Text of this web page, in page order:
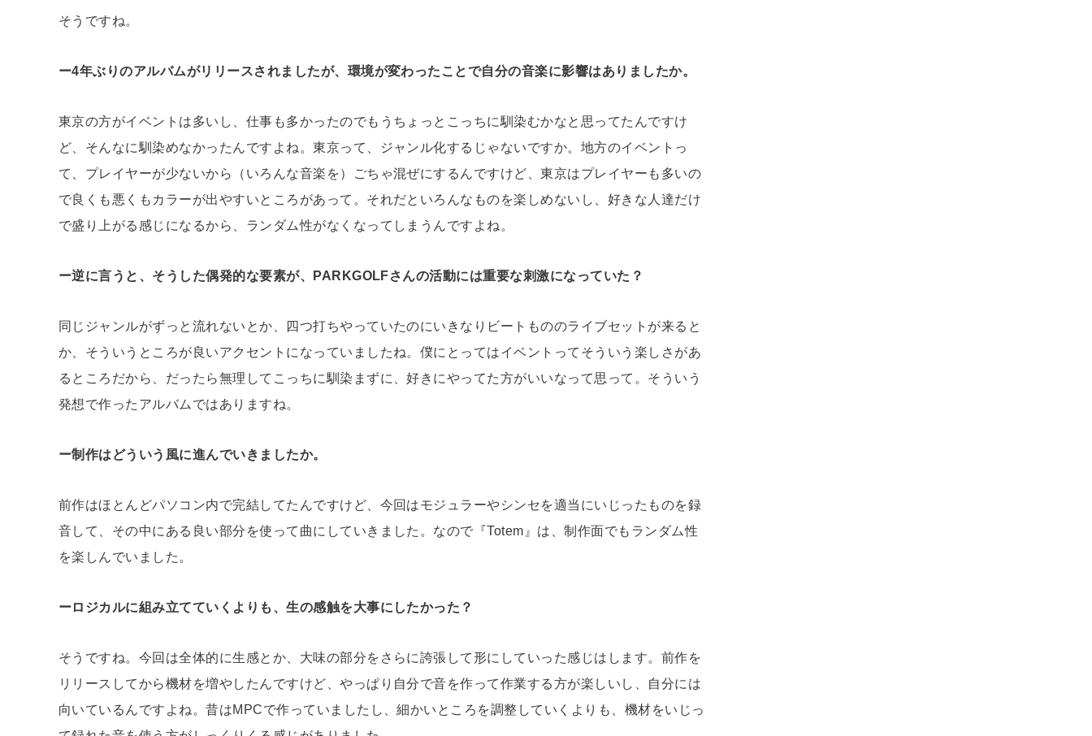
そうですね。
ー4年ぶりのアルバムがリリースされましたが、環境が変わったことで自分の音楽に影響はありましたか。
東京の方がイベントは多いし、仕事も多かったのでもうちょっとこっちに馴染むかなと思ってたんですけ
ど、そんなに馴染めなかったんですよね。東京って、ジャンル化するじゃないですか。地方のイベントっ
て、プレイヤーが少ないから（いろんな音楽を）ごちゃ混ぜにするんですけど、東京はプレイヤーも多いの
で良くも悪くもカラーが出やすいところがあって。それだといろんなものを楽しめないし、好きな人達だけ
で盛り上がる感じになるから、ランダム性がなくなってしまうんですよね。
ー逆に言うと、そうした偶発的な要素が、PARKGOLFさんの活動には重要な刺激になっていた？
同じジャンルがずっと流れないとか、四つ打ちやっていたのにいきなりビートもののライブセットが来ると
か、そういうところが良いアクセントになっていましたね。僕にとってはイベントってそういう楽しさがあ
るところだから、だったら無理してこっちに馴染まずに、好きにやってた方がいいなって思って。そういう
発想で作ったアルバムではありますね。
ー制作はどういう風に進んでいきましたか。
前作はほとんどパソコン内で完結してたんですけど、今回はモジュラーやシンセを適当にいじったものを録
音して、その中にある良い部分を使って曲にしていきました。なので『Totem』は、制作面でもランダム性
を楽しんでいました。
ーロジカルに組み立てていくよりも、生の感触を大事にしたかった？
そうですね。今回は全体的に生感とか、大味の部分をさらに誇張して形にしていった感じはします。前作を
リリースしてから機材を増やしたんですけど、やっぱり自分で音を作って作業する方が楽しいし、自分には
向いているんですよね。昔はMPCで作っていましたし、細かいところを調整していくよりも、機材をいじっ